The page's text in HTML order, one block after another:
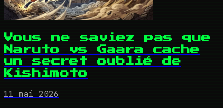
Vous ne saviez pas que
Naruto vs Gaara cache
un secret oublié de
Kishimoto
11 mai 2026